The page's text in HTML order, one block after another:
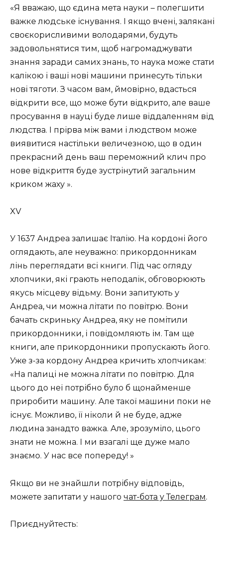
«Я вважаю, що єдина мета науки – полегшити
важке людське існування. І якщо вчені, залякані
своєкорисливими володарями, будуть
задовольнятися тим, щоб нагромаджувати
знання заради самих знань, то наука може стати
калікою і ваші нові машини принесуть тільки
нові тяготи. З часом вам, ймовірно, вдасться
відкрити все, що може бути відкрито, але ваше
просування в науці буде лише віддаленням від
людства. І прірва між вами і людством може
виявитися настільки величезною, що в один
прекрасний день ваш переможний клич про
нове відкриття буде зустрінутий загальним
криком жаху ».
XV
У 1637 Андреа залишає Італію. На кордоні його
оглядають, але неуважно: прикордонникам
лінь переглядати всі книги. Під час огляду
хлопчики, які грають неподалік, обговорюють
якусь місцеву відьму. Вони запитують у
Андреа, чи можна літати по повітрю. Вони
бачать скриньку Андреа, яку не помітили
прикордонники, і повідомляють ім. Там ще
книги, але прикордонники пропускають його.
Уже з-за кордону Андреа кричить хлопчикам:
«На палиці не можна літати по повітрю. Для
цього до неї потрібно було б щонайменше
приробити машину. Але такої машини поки не
існує. Можливо, її ніколи й не буде, адже
людина занадто важка. Але, зрозуміло, цього
знати не можна. І ми взагалі ще дуже мало
знаємо. У нас все попереду! »
Якщо ви не знайшли потрібну відповідь,
можете запитати у нашого чат-бота у Телеграм.
Приєднуйтесть: